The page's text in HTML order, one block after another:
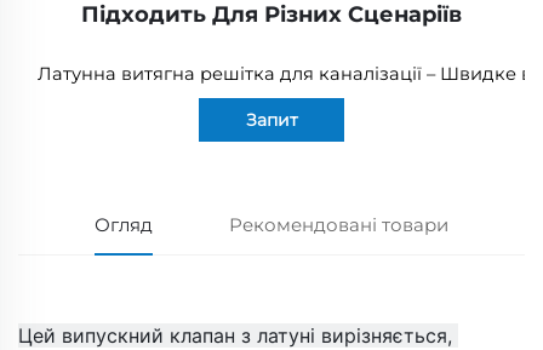
Підходить Для Різних Сценаріїв
Латунна витягна решітка для каналізації – Швидке
Запит
Огляд Рекомендовані товари
Цей випускний клапан з латуні вирізняється,